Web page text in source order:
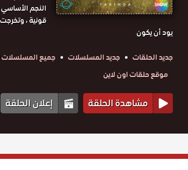
قونية ،
يود أن يكون
جديد الحلقات
جديد المسلسلات جميع المسلسلات
موقع حلقات اون لاين
مشاهدة الحلقة إعلان الحلقة